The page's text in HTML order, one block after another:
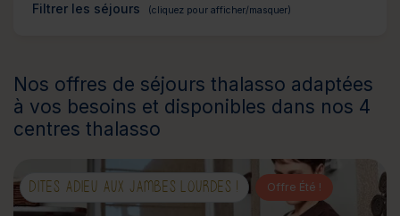
Filtrer les séjours
Nos offres de séjours thalasso adaptées
à vos besoins et disponibles dans nos 4
centres thalasso
DITES ADIEU AUX JAMBES LOURDES ! Offre Été !